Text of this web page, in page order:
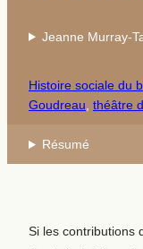
Jeanne Murray-
Histoire sociale du
Goudreau théâtre
Résumé
Si les contributions